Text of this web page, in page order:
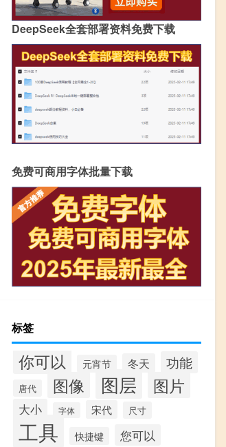
DeepSeek全套部署资料免费下载
免费可商用字体批量下载
标签
你可以 元宵节 冬天 功能
唐代 图像 图层 图片
大小 字体 宋代 尺寸
工具 快捷键 您可以